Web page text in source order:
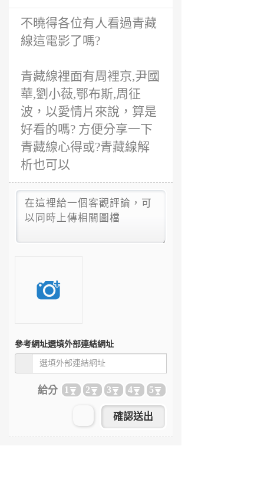
不曉得各位有人看過青藏
線這電影了嗎?
青藏線裡面有周裡京,尹國
華,劉小薇,鄂布斯,周征
波，以愛情片來說，算是
好看的嗎? 方便分享一下
青藏線心得或?青藏線解
析也可以
參考網址選填外部連結網址
給分 1 2 3 4 5